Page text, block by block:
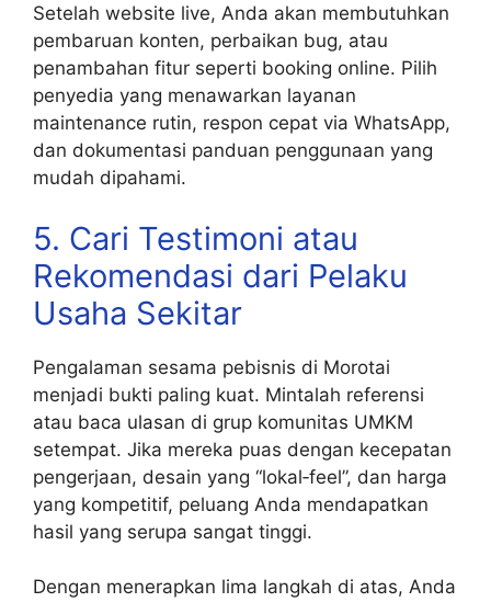
Setelah website live, Anda akan membutuhkan
pembaruan konten, perbaikan bug, atau
penambahan fitur seperti booking online. Pilih
penyedia yang menawarkan layanan
maintenance rutin, respon cepat via WhatsApp,
dan dokumentasi panduan penggunaan yang
mudah dipahami.
5. Cari Testimoni atau
Rekomendasi dari Pelaku
Usaha Sekitar
Pengalaman sesama pebisnis di Morotai
menjadi bukti paling kuat. Mintalah referensi
atau baca ulasan di grup komunitas UMKM
setempat. Jika mereka puas dengan kecepatan
pengerjaan, desain yang “lokal‑feel”, dan harga
yang kompetitif, peluang Anda mendapatkan
hasil yang serupa sangat tinggi.
Dengan menerapkan lima langkah di atas, Anda